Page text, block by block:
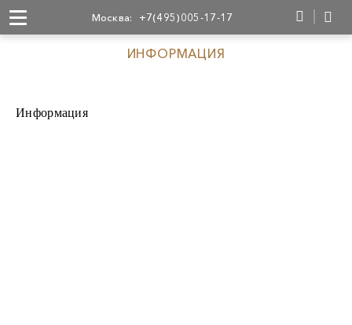
Москва: +7(495)005-17-17
ИНФОРМАЦИЯ
Информация